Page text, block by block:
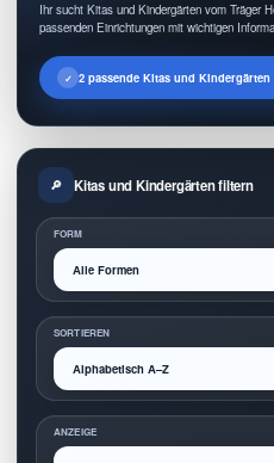
Ihr sucht Kitas und Kindergärten vom Träger
passenden Einrichtungen mit wichtigen
2 passende Kitas und Kindergärten
Kitas und Kindergärten filtern
FORM
SORTIEREN
ANZEIGE